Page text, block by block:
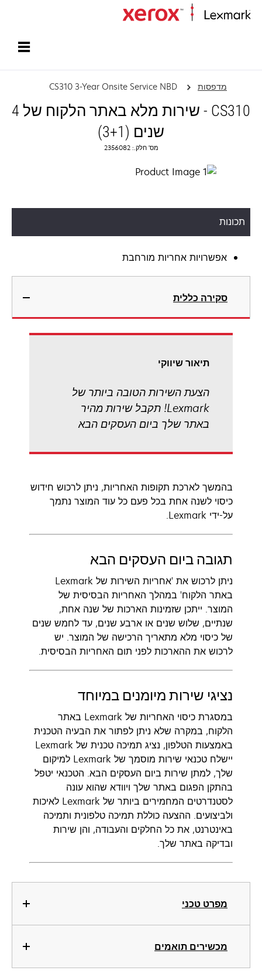
מדפסות CS310 3-Year Onsite Service NBD
CS310 - שירות מלא באתר הלקוח של 4
שנים (3+1)
מס' חלק.: 2356082
תכונות
אפשרויות אחריות מורחבת
סקירה כללית
מפרט טכני
מכשירים תואמים
תיאור שיווקי
הצעת השירות הטובה ביותר של
Lexmark! תקבל שירות מהיר
באתר שלך ביום העסקים הבא
בהמשך לארכת תקופות האחריות, ניתן לרכוש חידוש
כיסוי לשנה אחת בכל פעם כל עוד המוצר נתמך
על-ידי Lexmark.
תגובה ביום העסקים הבא
ניתן לרכוש את 'אחריות השירות של Lexmark
באתר הלקוח' במהלך האחריות הבסיסית של
המוצר. ייתכן שזמינות הארכות של שנה אחת,
שנתיים, שלוש שנים או ארבע שנים, עד לחמש שנים
של כיסוי מלא מתאריך הרכישה של המוצר. יש
לרכוש את ההארכות לפני תום האחריות הבסיסית.
נציגי שירות מיומנים במיוחד
במסגרת כיסוי האחריות של Lexmark באתר
הלקוח, במקרה שלא ניתן לפתור את הבעיה הטכנית
באמצעות הטלפון, נציג תמיכה טכנית של Lexmark
יישלח טכנאי שירות מוסמך של Lexmark למיקום
שלך, למתן שירות ביום העסקים הבא. הטכנאי יטפל
בהתקן הפגום באתר שלך ויוודא שהוא עונה
לסטנדרטים המחמירים ביותר של Lexmark לאיכות
ולביצועים. ההצעה כוללת תמיכה טלפונית ותמיכה
באינטרנט, את כל החלקים והעבודה, והן שירות
ובדיקה באתר שלך.